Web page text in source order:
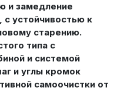
и замедление
с устойчивостью к
старению.
типа с
и системой
и углы кромок
самоочистки от